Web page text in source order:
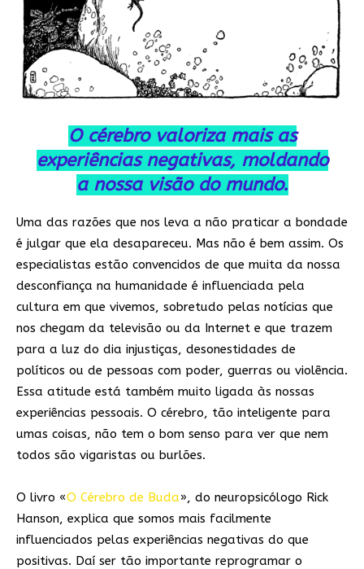
O cérebro valoriza mais as
experiências negativas, moldando
a nossa visão do mundo.
Uma das razões que nos leva a não praticar a bondade
é julgar que ela desapareceu. Mas não é bem assim. Os
especialistas estão convencidos de que muita da nossa
desconfiança na humanidade é influenciada pela
cultura em que vivemos, sobretudo pelas notícias que
nos chegam da televisão ou da Internet e que trazem
para a luz do dia injustiças, desonestidades de
políticos ou de pessoas com poder, guerras ou violência.
Essa atitude está também muito ligada às nossas
experiências pessoais. O cérebro, tão inteligente para
umas coisas, não tem o bom senso para ver que nem
todos são vigaristas ou burlões.
O livro «O Cérebro de Buda», do neuropsicólogo Rick
Hanson, explica que somos mais facilmente
influenciados pelas experiências negativas do que
positivas. Daí ser tão importante reprogramar o